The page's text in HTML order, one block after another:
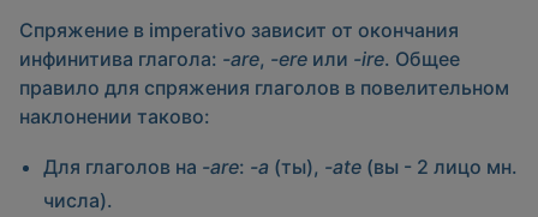
Спряжение в imperativo зависит от окончания
инфинитива глагола: -are, -ere или -ire. Общее
правило для спряжения глаголов в повелительном
наклонении таково:
Для глаголов на -are: -a (ты), -ate (вы - 2 лицо мн.
числа).